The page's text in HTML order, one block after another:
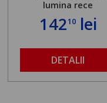
lumina rece
14210lei
DETALII